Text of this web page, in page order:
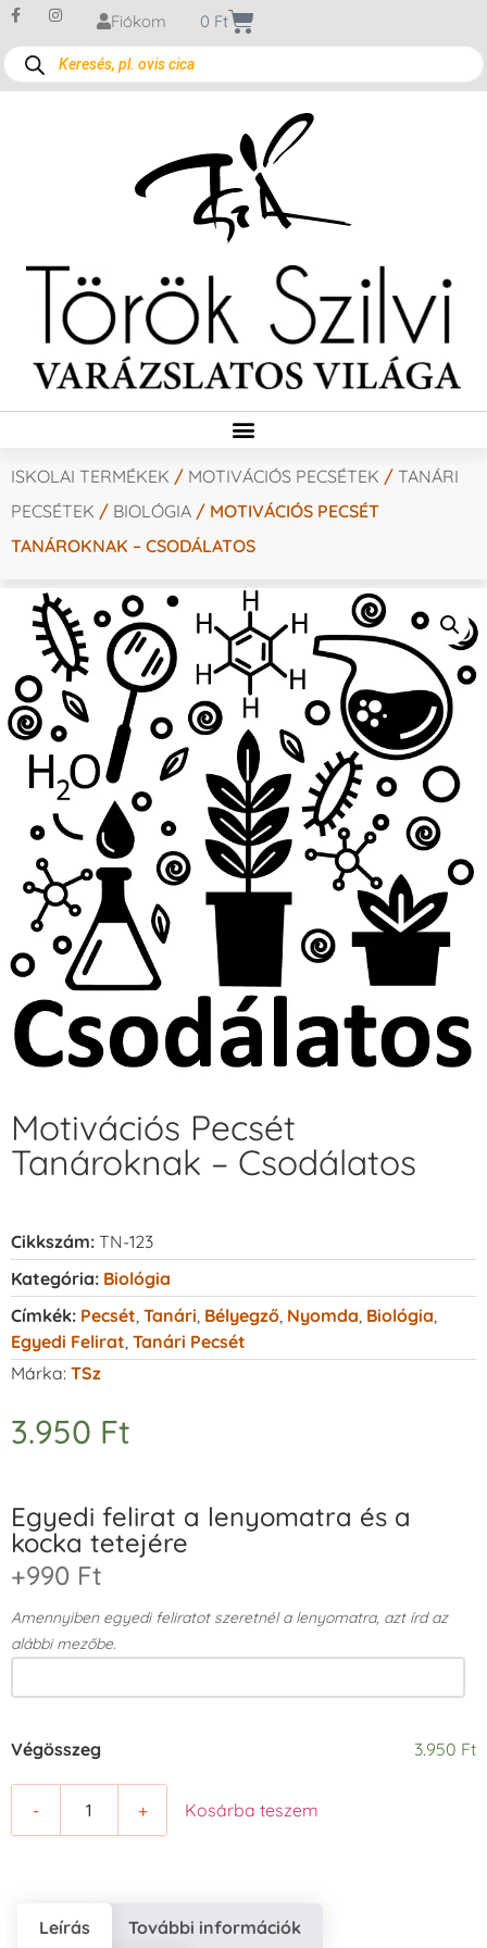
Fiókom 0 Ft
ISKOLAI TERMÉKEK / MOTIVÁCIÓS PECSÉTEK / TANÁRI
PECSÉTEK / BIOLÓGIA / MOTIVÁCIÓS PECSÉT
TANÁROKNAK – CSODÁLATOS
Motivációs Pecsét
Tanároknak – Csodálatos
Cikkszám: TN-123
Kategória: Biológia
Címkék: Pecsét Tanári Bélyegző Nyomda Biológia
Egyedi Felirat Tanári Pecsét
Márka: TSz
3.950 Ft
Egyedi felirat a lenyomatra és a
kocka tetejére
+990 Ft
Amennyiben egyedi feliratot szeretnél a lenyomatra, azt írd az
alábbi mezőbe.
Végösszeg 3.950 Ft
- + Kosárba teszem
Leírás További információk